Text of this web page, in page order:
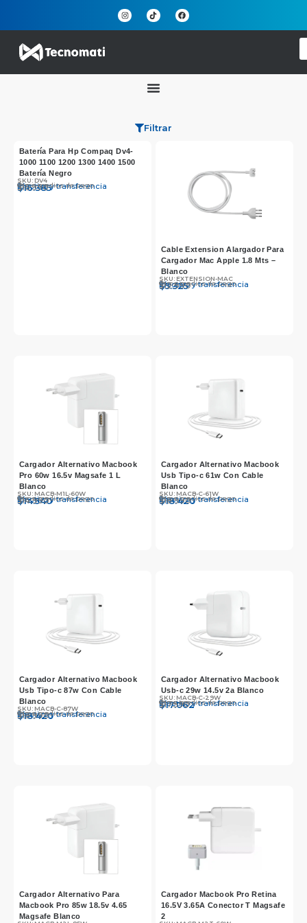
Filtrar
Batería Para Hp Compaq Dv4-
1000 1100 1200 1300 1400 1500
Batería Negro
SKU: DV4
$16.385
Efectivo y transferencia
$16.990
Otros medios de pago
Cable Extension Alargador Para
Cargador Mac Apple 1.8 Mts –
Blanco
SKU: EXTENSION-MAC
$5.325
Efectivo y transferencia
$12.990
Otros medios de pago
Cargador Alternativo Macbook
Pro 60w 16.5v Magsafe 1 L
Blanco
SKU: MACB-M1L-60W
$14.540
Efectivo y transferencia
$14.990
Otros medios de pago
Cargador Alternativo Macbook
Usb Tipo-c 61w Con Cable
Blanco
SKU: MACB-C-61W
$18.420
Efectivo y transferencia
$18.990
Otros medios de pago
Cargador Alternativo Macbook
Usb Tipo-c 87w Con Cable
Blanco
SKU: MACB-C-87W
$18.420
Efectivo y transferencia
$18.990
Otros medios de pago
Cargador Alternativo Macbook
Usb-c 29w 14.5v 2a Blanco
SKU: MACB-C-29W
$17.062
Efectivo y transferencia
$17.590
Otros medios de pago
Cargador Alternativo Para
Macbook Pro 85w 18.5v 4.65
Magsafe Blanco
Cargador Macbook Pro Retina
16.5V 3.65A Conector T Magsafe
2